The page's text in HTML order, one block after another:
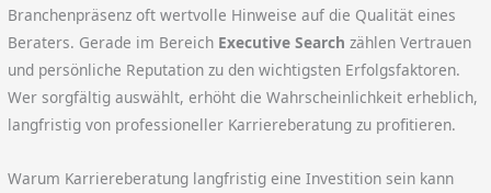
Branchenpräsenz oft wertvolle Hinweise auf die Qualität eines
Beraters. Gerade im Bereich Executive Search zählen Vertrauen
und persönliche Reputation zu den wichtigsten Erfolgsfaktoren.
Wer sorgfältig auswählt, erhöht die Wahrscheinlichkeit erheblich,
langfristig von professioneller Karriereberatung zu profitieren.
Warum Karriereberatung langfristig eine Investition sein kann